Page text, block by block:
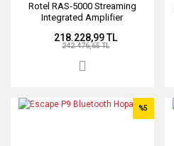
Rotel RAS-5000 Streaming
Integrated Amplifier
218.228,99 TL
242.476,65 TL
%5